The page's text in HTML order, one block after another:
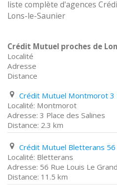
liste complète d'agences
Lons-le-Saunier
Crédit Mutuel proches de
Localité
Adresse
Distance
Montmorot
3 Place des Salines
2.3 km
Bletterans
56 Rue Louis Le Grand
11.5 km